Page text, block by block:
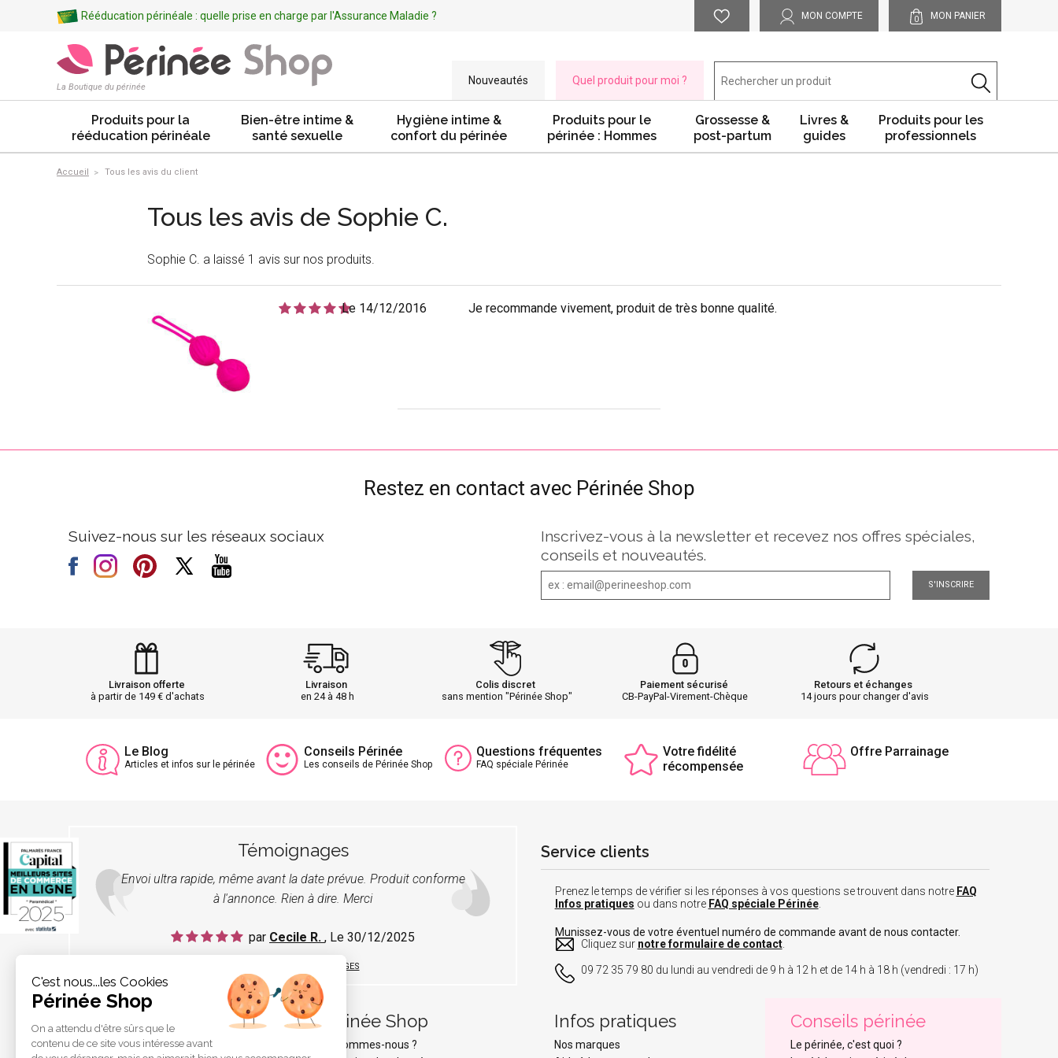
Rééducation périnéale : quelle prise en charge par l'Assurance Maladie ? MON COMPTE 0 MON PANIER
La Boutique du périnée
Nouveautés Quel produit pour moi ?
Produits pour la
rééducation périnéale
Bien-être intime &
santé sexuelle
Hygiène intime &
confort du périnée
Produits pour le
périnée : Hommes
Grossesse &
post-partum
Livres &
guides
Produits pour les
professionnels
Accueil Tous les avis du client
Tous les avis de Sophie C.
Sophie C. a laissé 1 avis sur nos produits.
Le 14/12/2016 Je recommande vivement, produit de très bonne qualité.
Restez en contact avec Périnée Shop
Suivez-nous sur les réseaux sociaux
Inscrivez-vous à la newsletter et recevez nos offres spéciales,
conseils et nouveautés.
S'INSCRIRE
Livraison offerte
à partir de 149 € d'achats
Livraison
en 24 à 48 h
Colis discret
sans mention "Périnée Shop"
Paiement sécurisé
CB-PayPal-Virement-Chèque
Retours et échanges
14 jours pour changer d'avis
Le Blog
Articles et infos sur le périnée
Conseils Périnée
Les conseils de Périnée Shop
Questions fréquentes
FAQ spéciale Périnée
Votre fidélité
récompensée
Offre Parrainage
Témoignages
Envoi ultra rapide, même avant la date prévue. Produit conforme
à l'annonce. Rien à dire. Merci
par Cecile R. , Le 30/12/2025
LIRE TOUS LES TÉMOIGNAGES
Service clients
Prenez le temps de vérifier si les réponses à vos questions se trouvent dans notre FAQ
Infos pratiques ou dans notre FAQ spéciale Périnée.
Munissez-vous de votre éventuel numéro de commande avant de nous contacter.
Cliquez sur notre formulaire de contact.
09 72 35 79 80 du lundi au vendredi de 9 h à 12 h et de 14 h à 18 h (vendredi : 17 h)
Périnée Shop
Qui sommes-nous ?
Infos pratiques
Nos marques
Conseils périnée
Le périnée, c'est quoi ?
C'est nous...les Cookies
Périnée Shop
On a attendu d'être sûrs que le
contenu de ce site vous intéresse avant